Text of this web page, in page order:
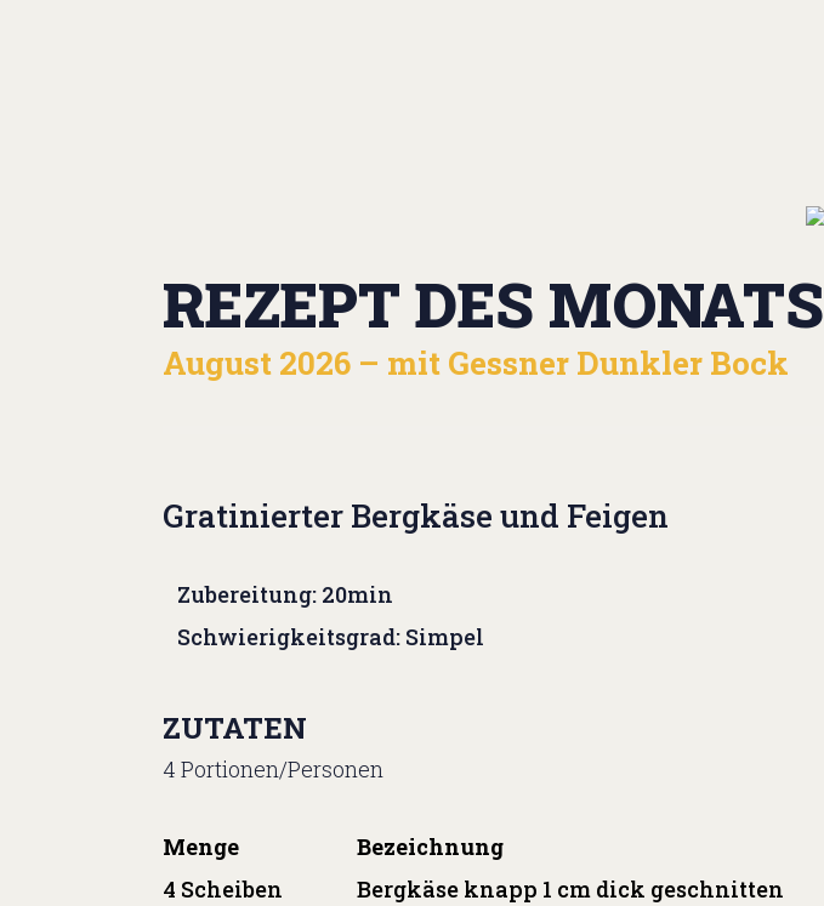
REZEPT DES MONATS
August 2026 – mit Gessner Dunkler Bock
Gratinierter Bergkäse und Feigen
Zubereitung: 20min
Schwierigkeitsgrad: Simpel
ZUTATEN
4 Portionen/Personen
Menge
Bezeichnung
4 Scheiben
Bergkäse knapp 1 cm dick geschnitten